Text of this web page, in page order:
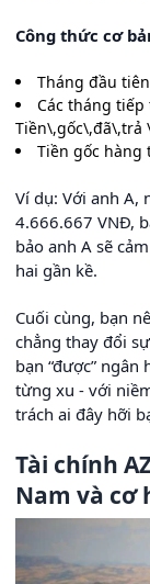
Công thức cơ
Tháng đầu
Các tháng tiếp
Tiền\,gốc\,đã\,trả
Tiền gốc hàng
Ví dụ: Với anh A,
4.666.667 VNĐ,
bảo anh A sẽ
hai gần kề.
Cuối cùng, bạn
chẳng thay đổi
bạn “được”
từng xu - với
trách ai đây hỡi
Tài chính
Nam và cơ